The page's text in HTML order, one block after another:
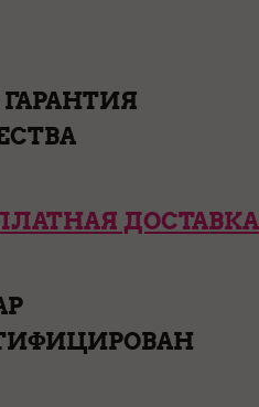
ГАРАНТИЯ
ДОСТАВКА